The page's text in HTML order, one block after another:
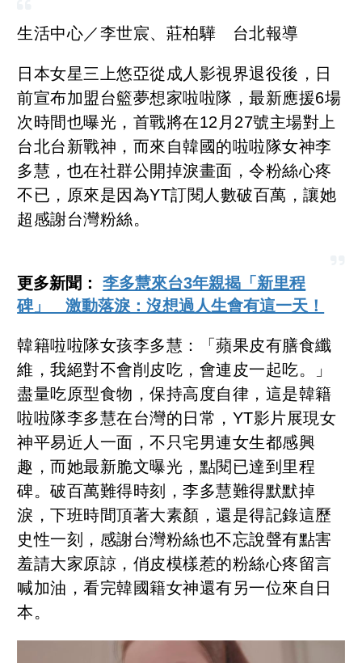
生活中心／李世宸、莊柏驊 台北報導
日本女星三上悠亞從成人影視界退役後，日
前宣布加盟台籃夢想家啦啦隊，最新應援6場
次時間也曝光，首戰將在12月27號主場對上
台北台新戰神，而來自韓國的啦啦隊女神李
多慧，也在社群公開掉淚畫面，令粉絲心疼
不已，原來是因為YT訂閱人數破百萬，讓她
超感謝台灣粉絲。
更多新聞：李多慧來台3年親揭「新里程
碑」 激動落淚：沒想過人生會有這一天！
韓籍啦啦隊女孩李多慧：「蘋果皮有膳食纖
維，我絕對不會削皮吃，會連皮一起吃。」
盡量吃原型食物，保持高度自律，這是韓籍
啦啦隊李多慧在台灣的日常，YT影片展現女
神平易近人一面，不只宅男連女生都感興
趣，而她最新脆文曝光，點閱已達到里程
碑。破百萬難得時刻，李多慧難得默默掉
淚，下班時間頂著大素顏，還是得記錄這歷
史性一刻，感謝台灣粉絲也不忘說聲有點害
羞請大家原諒，俏皮模樣惹的粉絲心疼留言
喊加油，看完韓國籍女神還有另一位來自日
本。